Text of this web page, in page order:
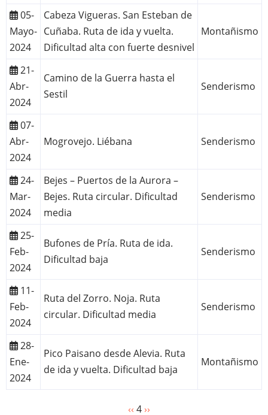
05-
Mayo-
2024
Cabeza Vigueras. San Esteban de
Cuñaba. Ruta de ida y vuelta.
Dificultad alta con fuerte desnivel
Montañismo
21-
Abr-
2024
Camino de la Guerra hasta el
Sestil
Senderismo
07-
Abr-
2024
Mogrovejo. Liébana Senderismo
24-
Mar-
2024
Bejes – Puertos de la Aurora –
Bejes. Ruta circular. Dificultad
media
Senderismo
25-
Feb-
2024
Bufones de Pría. Ruta de ida.
Dificultad baja
Senderismo
11-
Feb-
2024
Ruta del Zorro. Noja. Ruta
circular. Dificultad media
Senderismo
28-
Ene-
2024
Pico Paisano desde Alevia. Ruta
de ida y vuelta. Dificultad baja
Montañismo
Página
‹‹ 4 Siguiente
››